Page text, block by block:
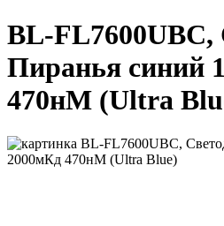
BL-FL7600UBC,
Пиранья синий
470нМ (Ultra